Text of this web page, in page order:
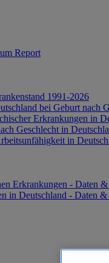
Report
1991-2026
bei Geburt nach
Erkrankungen in
Geschlecht in
in
Erkrankungen - Daten
in Deutschland - Daten &